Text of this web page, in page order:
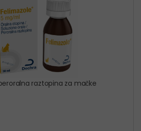
raztopina za mačke